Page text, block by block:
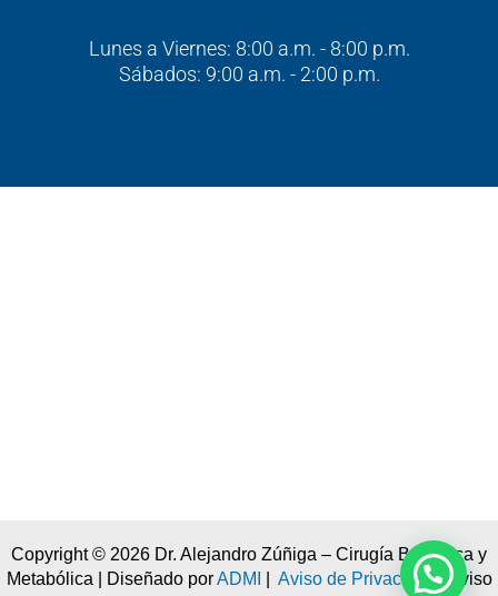
Lunes a Viernes: 8:00 a.m. - 8:00 p.m.
Sábados: 9:00 a.m. - 2:00 p.m.
Copyright © 2026 Dr. Alejandro Zúñiga – Cirugía Bariátrica y
Metabólica | Diseñado porADMI Aviso de Privacidad| Aviso